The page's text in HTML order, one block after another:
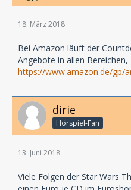
18. März 2018
Bei Amazon läuft der
Angebote in allen
https://www.amazon.de/gp/
dirie
Hörspiel-Fan
13. Juni 2018
Viele Folgen der Star Wars